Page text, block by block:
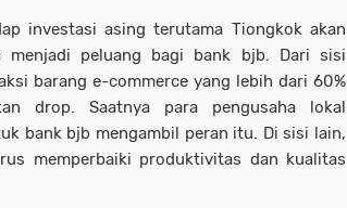
investasi asing terutama Tiongkok akan
menjadi peluang bagi bank bjb. Dari sisi
barang e-commerce yang lebih dari 60%
drop. Saatnya para pengusaha lokal
bank bjb mengambil peran itu. Di sisi lain,
memperbaiki produktivitas dan kualitas